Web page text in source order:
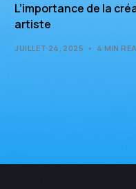
L’importance de la
artiste
JUILLET 24, 2025 4 MIN